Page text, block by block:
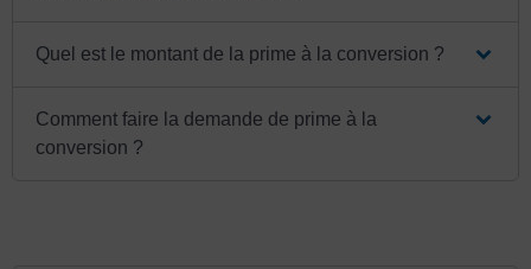
Quel est le montant de la prime à la conversion ?
Comment faire la demande de prime à la
conversion ?